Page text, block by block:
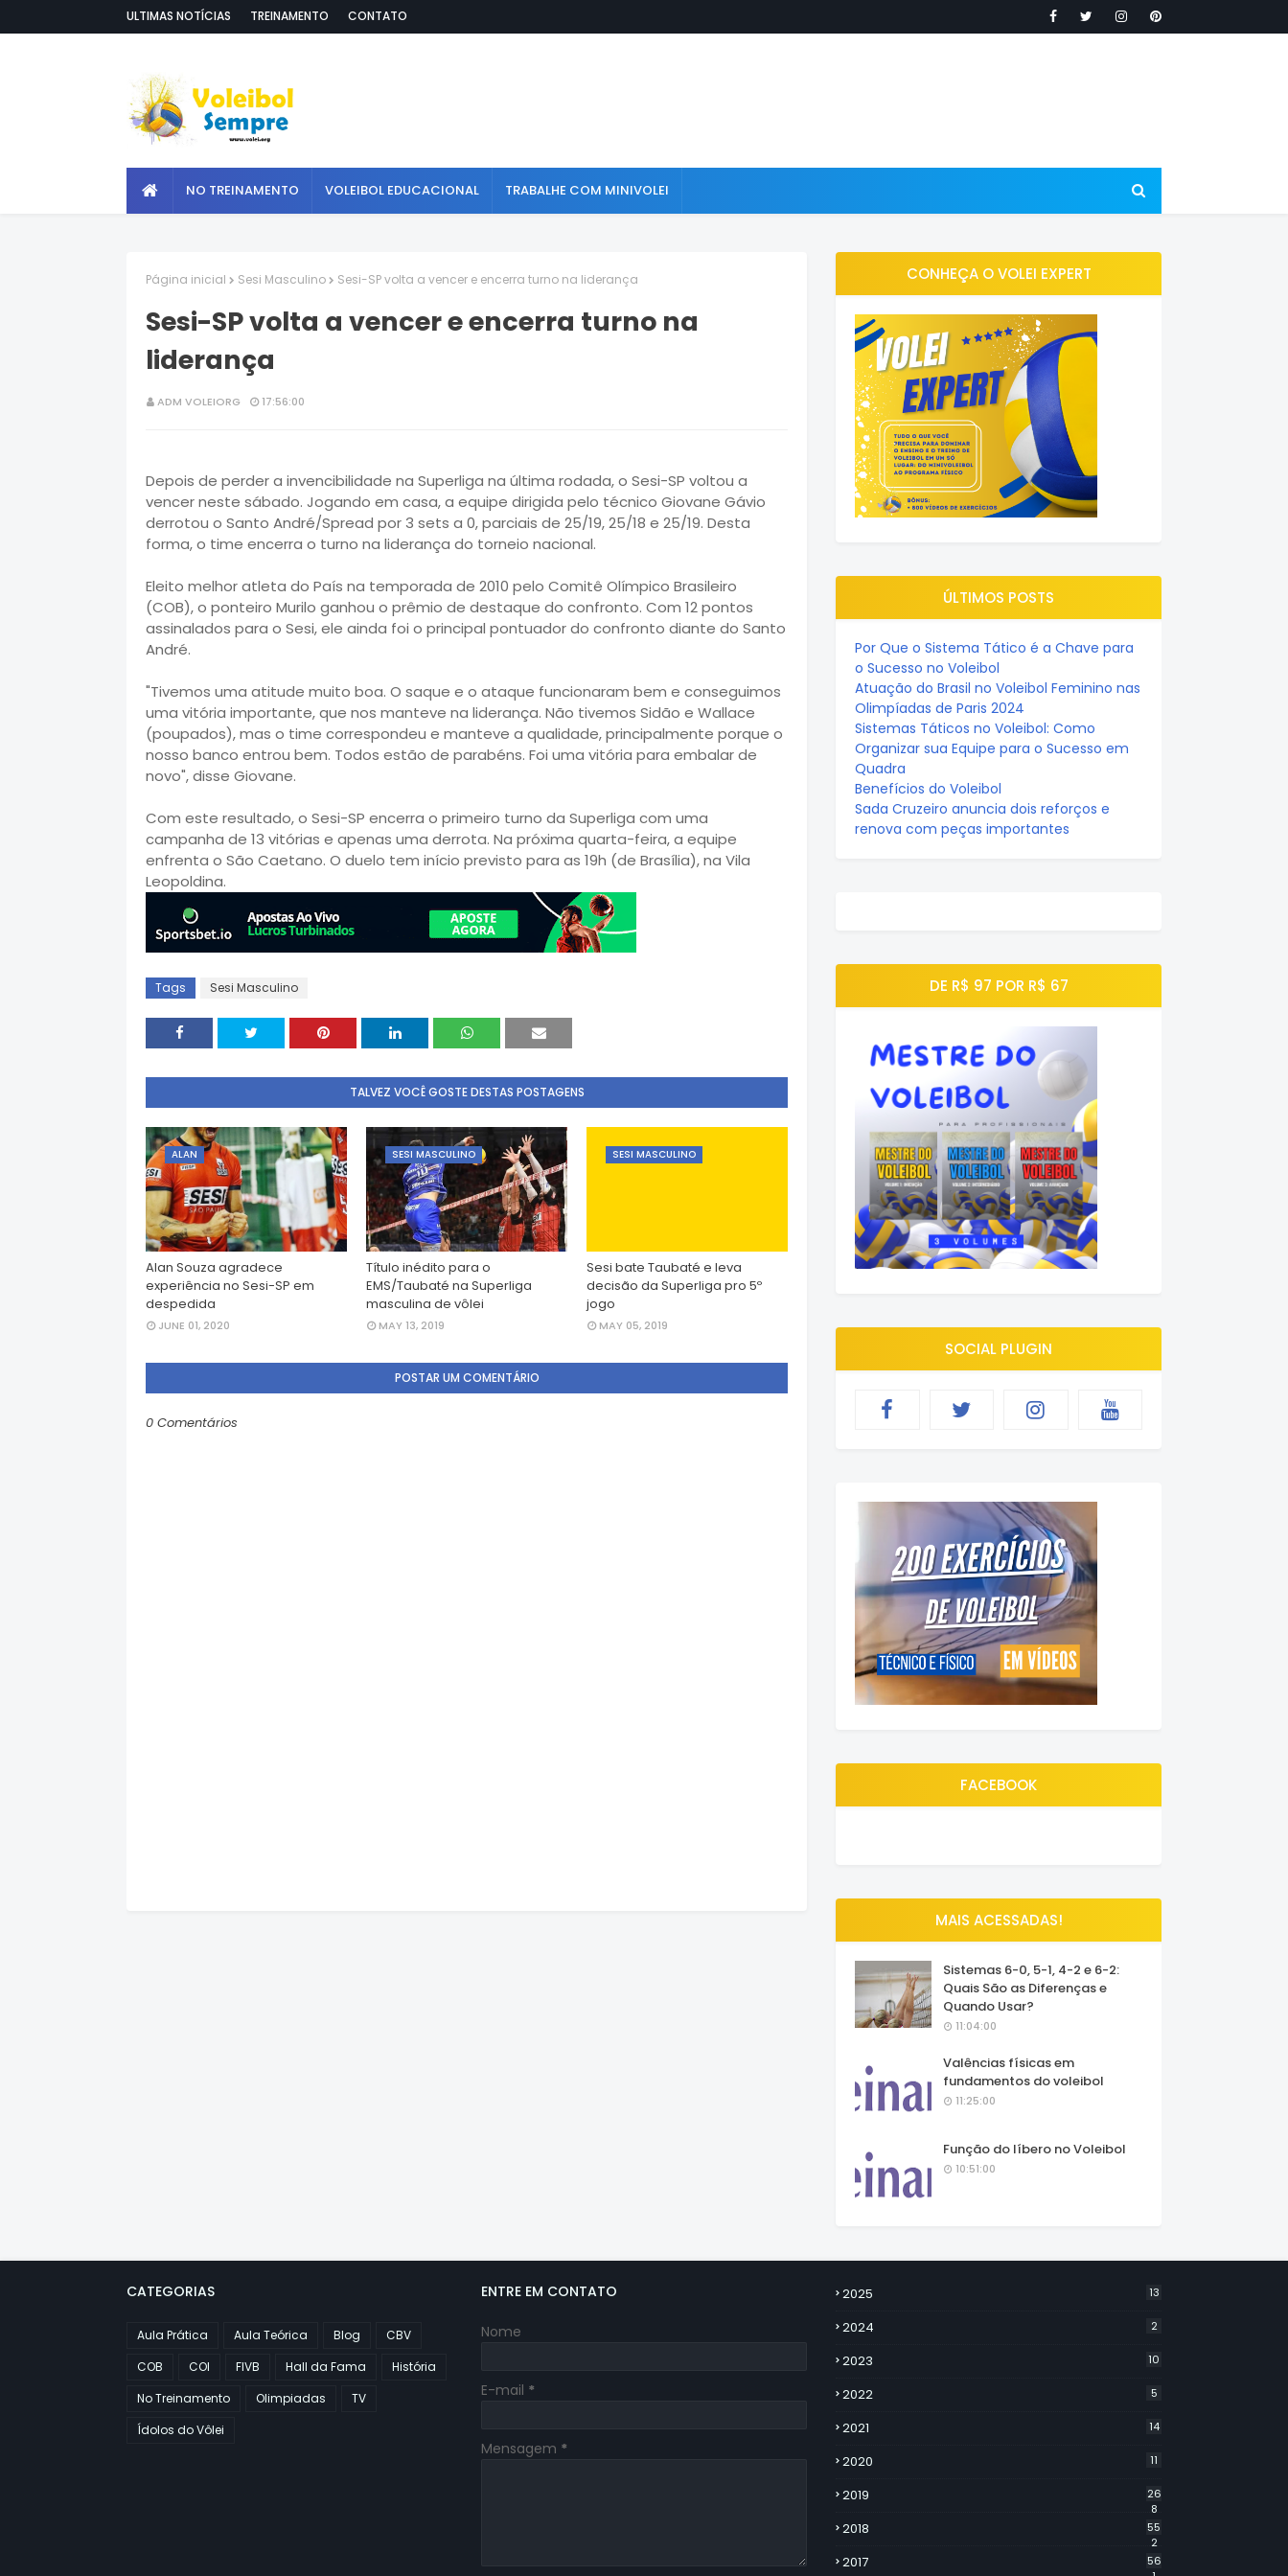
ULTIMAS NOTÍCIAS TREINAMENTO CONTATO
NO TREINAMENTO VOLEIBOL EDUCACIONAL TRABALHE COM MINIVOLEI
Página inicial Sesi Masculino Sesi-SP volta a vencer e encerra turno na liderança
Sesi-SP volta a vencer e encerra turno na
liderança
ADM VOLEIORG 17:56:00
Depois de perder a invencibilidade na Superliga na última rodada, o Sesi-SP voltou a
vencer neste sábado. Jogando em casa, a equipe dirigida pelo técnico Giovane Gávio
derrotou o Santo André/Spread por 3 sets a 0, parciais de 25/19, 25/18 e 25/19. Desta
forma, o time encerra o turno na liderança do torneio nacional.
Eleito melhor atleta do País na temporada de 2010 pelo Comitê Olímpico Brasileiro
(COB), o ponteiro Murilo ganhou o prêmio de destaque do confronto. Com 12 pontos
assinalados para o Sesi, ele ainda foi o principal pontuador do confronto diante do Santo
André.
"Tivemos uma atitude muito boa. O saque e o ataque funcionaram bem e conseguimos
uma vitória importante, que nos manteve na liderança. Não tivemos Sidão e Wallace
(poupados), mas o time correspondeu e manteve a qualidade, principalmente porque o
nosso banco entrou bem. Todos estão de parabéns. Foi uma vitória para embalar de
novo", disse Giovane.
Com este resultado, o Sesi-SP encerra o primeiro turno da Superliga com uma
campanha de 13 vitórias e apenas uma derrota. Na próxima quarta-feira, a equipe
enfrenta o São Caetano. O duelo tem início previsto para as 19h (de Brasília), na Vila
Leopoldina.
Tags Sesi Masculino
TALVEZ VOCÊ GOSTE DESTAS POSTAGENS
ALAN
Alan Souza agradece
experiência no Sesi-SP em
despedida
JUNE 01, 2020
SESI MASCULINO
Título inédito para o
EMS/Taubaté na Superliga
masculina de vôlei
MAY 13, 2019
SESI MASCULINO
Sesi bate Taubaté e leva
decisão da Superliga pro 5º
jogo
MAY 05, 2019
POSTAR UM COMENTÁRIO
0 Comentários
CONHEÇA O VOLEI EXPERT
ÚLTIMOS POSTS
Por Que o Sistema Tático é a Chave para
o Sucesso no Voleibol
Atuação do Brasil no Voleibol Feminino nas
Olimpíadas de Paris 2024
Sistemas Táticos no Voleibol: Como
Organizar sua Equipe para o Sucesso em
Quadra
Benefícios do Voleibol
Sada Cruzeiro anuncia dois reforços e
renova com peças importantes
DE R$ 97 POR R$ 67
SOCIAL PLUGIN
FACEBOOK
MAIS ACESSADAS!
Sistemas 6-0, 5-1, 4-2 e 6-2:
Quais São as Diferenças e
Quando Usar?
11:04:00
Valências físicas em
fundamentos do voleibol
11:25:00
Função do líbero no Voleibol
10:51:00
CATEGORIAS
Aula Prática Aula Teórica Blog
CBV
COB
COI FIVB Hall da Fama
História
No Treinamento
Olimpiadas
TV
Ídolos do Vôlei
ENTRE EM CONTATO
Nome
E-mail *
Mensagem *
2025 13
2024 2
2023 10
2022 5
2021 14
2020 11
2019
26
8
2018
55
2
2017
56